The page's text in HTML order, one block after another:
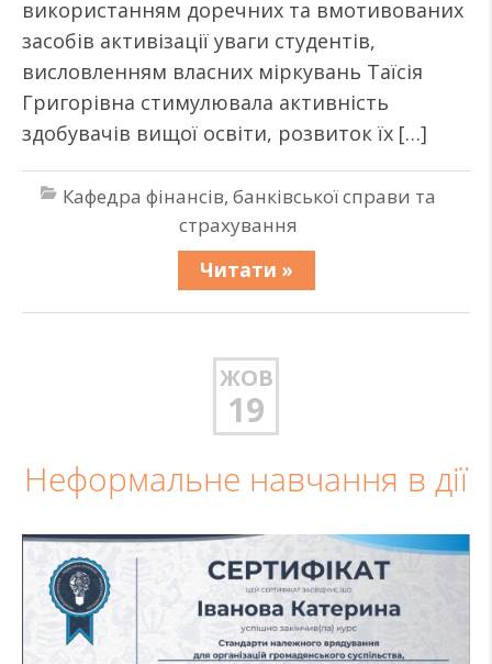
використанням доречних та вмотивованих
засобів активізації уваги студентів,
висловленням власних міркувань Таїсія
Григорівна стимулювала активність
здобувачів вищої освіти, розвиток їх […]
Кафедра фінансів, банківської справи та
страхування
Читати »
ЖОВ
19
Неформальне навчання в дії